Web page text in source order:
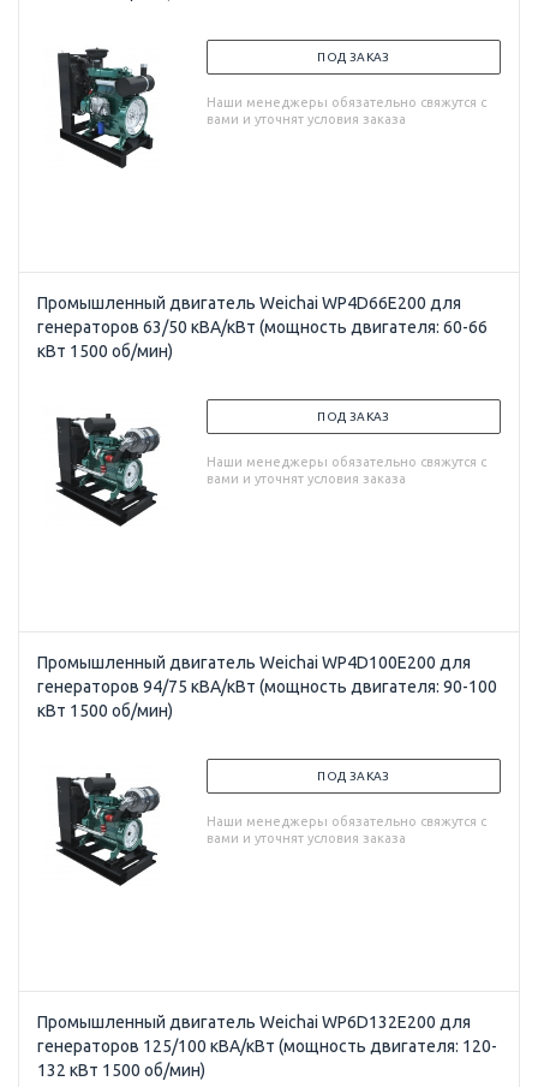
ПОД ЗАКАЗ
Наши менеджеры обязательно свяжутся с
вами и уточнят условия заказа
Промышленный двигатель Weichai WP4D66E200 для
генераторов 63/50 кВА/кВт (мощность двигателя: 60-66
кВт 1500 об/мин)
ПОД ЗАКАЗ
Наши менеджеры обязательно свяжутся с
вами и уточнят условия заказа
Промышленный двигатель Weichai WP4D100E200 для
генераторов 94/75 кВА/кВт (мощность двигателя: 90-100
кВт 1500 об/мин)
ПОД ЗАКАЗ
Наши менеджеры обязательно свяжутся с
вами и уточнят условия заказа
Промышленный двигатель Weichai WP6D132E200 для
генераторов 125/100 кВА/кВт (мощность двигателя: 120-
132 кВт 1500 об/мин)